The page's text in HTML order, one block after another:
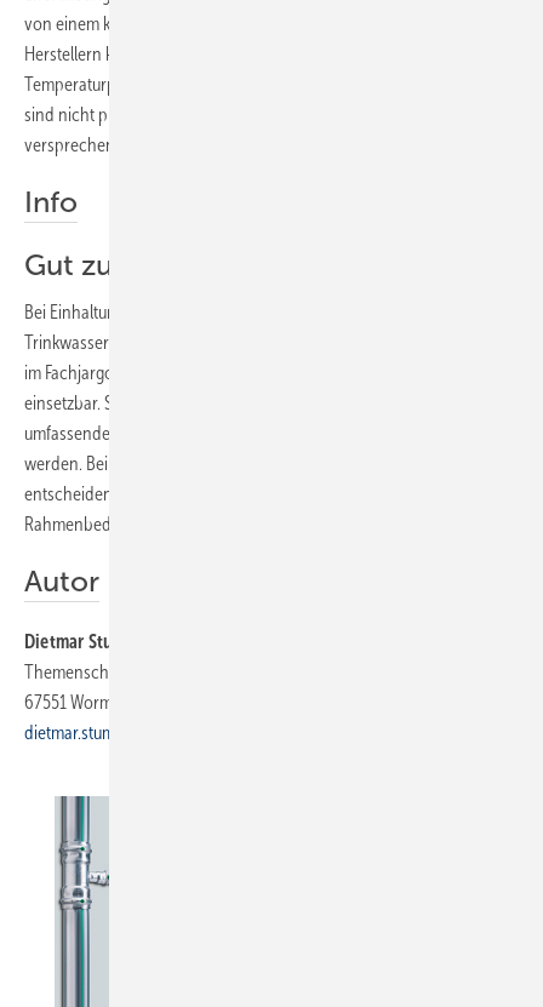
von einem kleinen Sicherheitspolster ausgehen. Darüber hinaus von
Herstellern kommunizierte, beträchtlich höher liegende
Temperaturprofile für die verbriefte Lebensdauer von Rohrleitungen
sind nicht praxisrelevant und kontraproduktiv, da sie eine Sicherheit
versprechen, die tatsächlich gar nicht notwendig ist (
Info
Gut zu wissen
Bei Einhaltung der bestimmungsgemäßen Betriebstemperaturen von
Trinkwasser- und Heizungsanlagen sind Mehrschicht-Verbundrohre,
im Fachjargon oftmals auch als Multilayer-Rohre bezeichnet, vielfach
einsetzbar. Sie erfüllen Vorgaben und Anforderungen, die durch
umfassende Prüfungen untersucht und mit Prüfzeugnissen bestätigt
werden. Bei anderen Anwendungen obliegt es dem Hersteller zu
entscheiden, ob sein Rohrsystem dafür geeignet ist und welche
Rahmenbedingungen dabei eingehalten werden müssen.
Autor
Dietmar Stump
Themenschwerpunkte Sanitär, Heizung und erneuerbare Energien.
67551 Worms, Telefon (0 62 41) 9 33 89 94, E-Mail:
dietmar.stump@t-online.de